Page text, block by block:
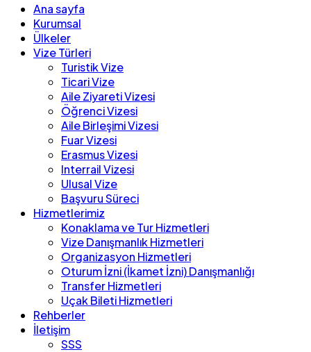
Ana sayfa
Kurumsal
Ülkeler
Vize Türleri
Turistik Vize
Ticari Vize
Aile Ziyareti Vizesi
Öğrenci Vizesi
Aile Birleşimi Vizesi
Fuar Vizesi
Erasmus Vizesi
Interrail Vizesi
Ulusal Vize
Başvuru Süreci
Hizmetlerimiz
Konaklama ve Tur Hizmetleri
Vize Danışmanlık Hizmetleri
Organizasyon Hizmetleri
Oturum İzni (İkamet İzni) Danışmanlığı
Transfer Hizmetleri
Uçak Bileti Hizmetleri
Rehberler
İletişim
SSS